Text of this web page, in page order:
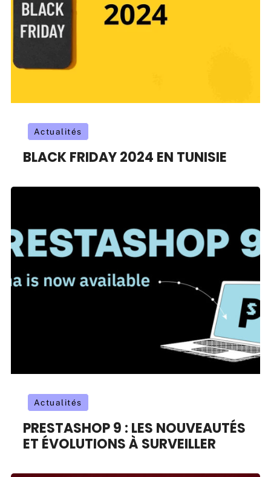
Actualités
BLACK FRIDAY 2024 EN TUNISIE
Actualités
PRESTASHOP 9 : LES NOUVEAUTÉS
ET ÉVOLUTIONS À SURVEILLER